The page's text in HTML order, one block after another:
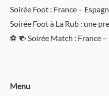
Soirée Foot : France –
Soirée Foot à La Rub : une
⚽️ 🍻 Soirée Match : France
Menu